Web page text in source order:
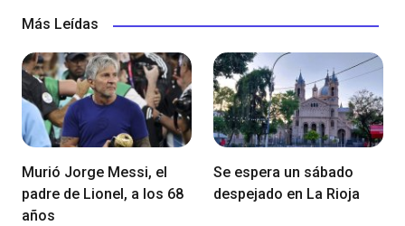
Más Leídas
Murió Jorge Messi, el
padre de Lionel, a los 68
años
Se espera un sábado
despejado en La Rioja